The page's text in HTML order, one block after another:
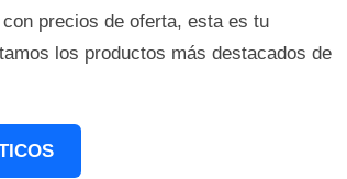
precios de oferta, esta es tu
los productos más destacados de